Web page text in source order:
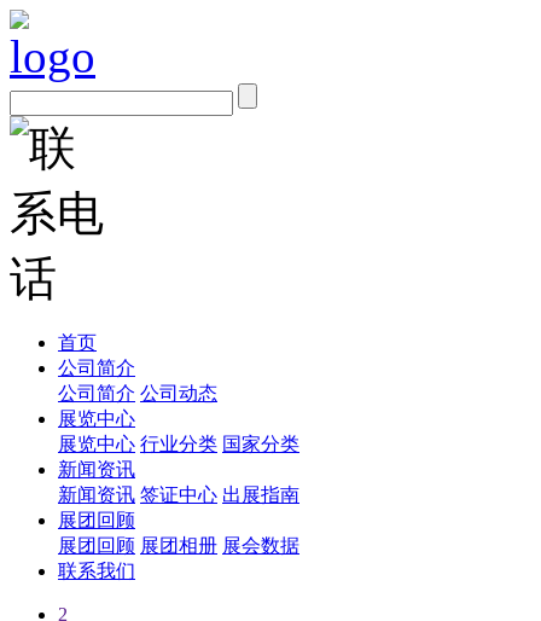
首页
公司简介
公司简介 公司动态
展览中心
展览中心 行业分类 国家分类
新闻资讯
新闻资讯 签证中心 出展指南
展团回顾
展团回顾 展团相册 展会数据
联系我们
2